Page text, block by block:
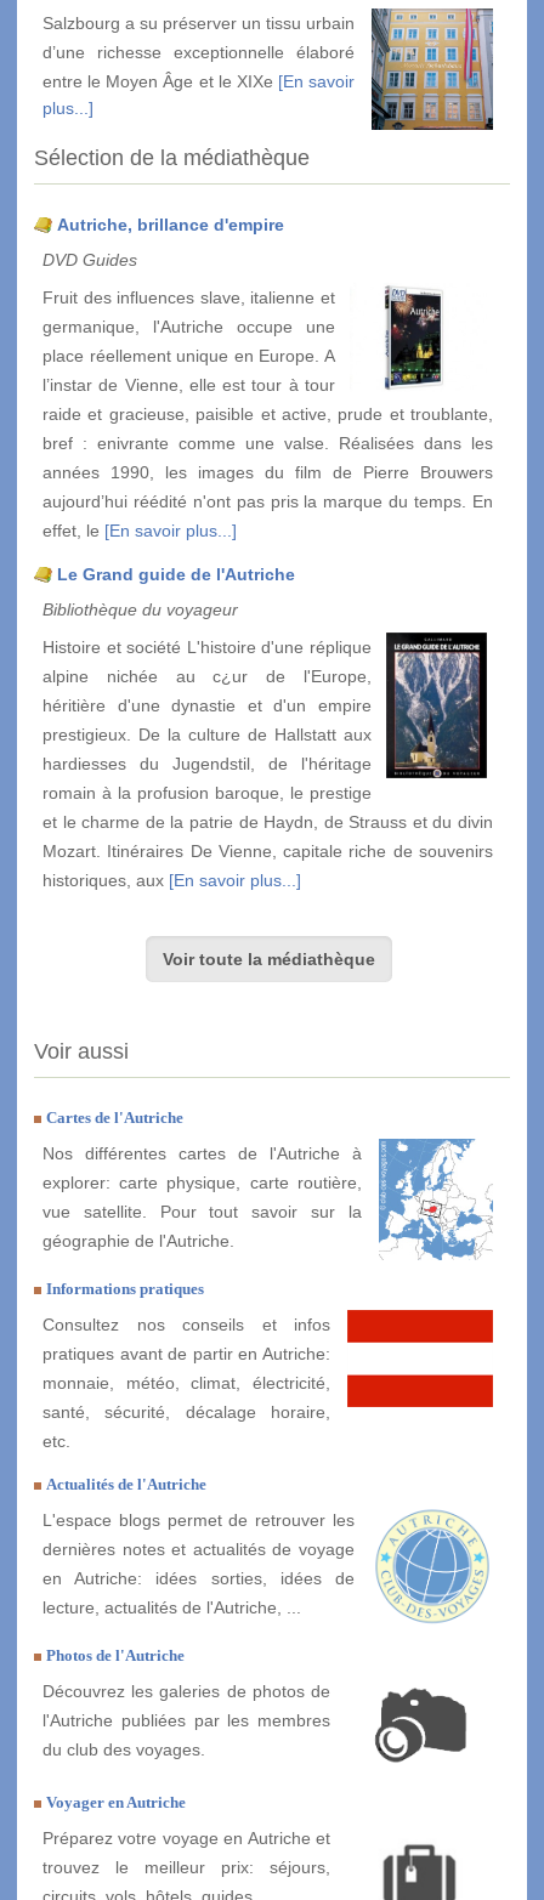
Salzbourg a su préserver un tissu urbain
d’une richesse exceptionnelle élaboré
entre le Moyen Âge et le XIXe [En savoir
plus...]
Sélection de la médiathèque
Autriche, brillance d'empire
DVD Guides
Fruit des influences slave, italienne et
germanique, l'Autriche occupe une
place réellement unique en Europe. A
l’instar de Vienne, elle est tour à tour
raide et gracieuse, paisible et active, prude et troublante,
bref : enivrante comme une valse. Réalisées dans les
années 1990, les images du film de Pierre Brouwers
aujourd’hui réédité n'ont pas pris la marque du temps. En
effet, le [En savoir plus...]
Le Grand guide de l'Autriche
Bibliothèque du voyageur
Histoire et société L'histoire d'une réplique
alpine nichée au c¿ur de l'Europe,
héritière d'une dynastie et d'un empire
prestigieux. De la culture de Hallstatt aux
hardiesses du Jugendstil, de l'héritage
romain à la profusion baroque, le prestige
et le charme de la patrie de Haydn, de Strauss et du divin
Mozart. Itinéraires De Vienne, capitale riche de souvenirs
historiques, aux [En savoir plus...]
Voir toute la médiathèque
Voir aussi
Cartes de l'Autriche
Nos différentes cartes de l'Autriche à
explorer: carte physique, carte routière,
vue satellite. Pour tout savoir sur la
géographie de l'Autriche.
Informations pratiques
Consultez nos conseils et infos
pratiques avant de partir en Autriche:
monnaie, météo, climat, électricité,
santé, sécurité, décalage horaire,
etc.
Actualités de l'Autriche
L'espace blogs permet de retrouver les
dernières notes et actualités de voyage
en Autriche: idées sorties, idées de
lecture, actualités de l'Autriche, ...
Photos de l'Autriche
Découvrez les galeries de photos de
l'Autriche publiées par les membres
du club des voyages.
Voyager en Autriche
Préparez votre voyage en Autriche et
trouvez le meilleur prix: séjours,